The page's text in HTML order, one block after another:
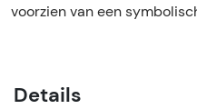
voorzien van een
Details